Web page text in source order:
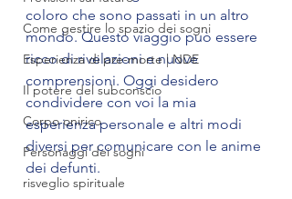
Come gestire lo spazio dei sogni
Esperienza di pre-morte | NDE
Il potere del subconscio
Corpo onirico
Personaggi dei sogni
risveglio spirituale
coloro che sono passati in un altro
mondo. Questo viaggio può essere
ricco di rivelazioni e nuove
comprensioni. Oggi desidero
condividere con voi la mia
esperienza personale e altri modi
diversi per comunicare con le anime
dei defunti.